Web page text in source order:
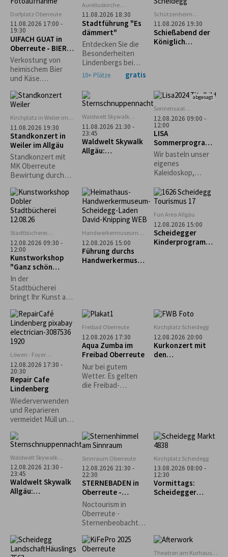
Dorfplatz Oberreute
11.08.2026 17:00 -
19:30
UIFACH GUAT in
Oberreute - BIER &
KÄSE
Verkostung von
heimischem Bier
und Käse.
erforderlich.
Aureliuskirche
Lindenberg
11.08.2026 18:30
Stadtführung "Es
dämmert"
Entdecken Sie die
Besonderheiten
Lindenbergs bei
einem abendlichen
Spaziergang durch
die
Stadtgeschichte
unter kundiger
Führung.
10+ Plätze gratis
Schützenheim
Scheidegg
(ehem. Lokschuppen)
11.08.2026 19:30
Schießabend der
Königlich
Kirchplatz in Weiler im
Allgäu
11.08.2026 19:30
Standkonzert in
Weiler im Allgäu
Standkonzert mit
MK Oberreute
Bewirtung durch
Weiler im Allgäu
Waldwelt Skywalk
Allgäu, Scheidegg
11.08.2026 21:30 -
23:45
Waldwelt Skywalk
Allgäu:
abgesagt
Sonnensaal
Stiefenhofen
12.08.2026 09:00 -
12:00
LISA
Sommerprogramm
: Kreativ mit
Naturmaterialien
Wir basteln unser
eigenes
Kaleidoskop,
Naturbilder und
Karten und je nach
Wetterlage ein
großes
Gemeinschaftsbild.
Stadtbücherei
Lindenberg
12.08.2026 09:30 -
12:00
Kunstworkshop
"Ganz schön
punktig-Yayoi
Kusama"
In der
Stadtbücherei
bringt Ihr Kunst auf
dem Motto „Ganz
schön punktig!“
bietet der
Workshop mit Gisela
Dobler die
Möglichkeit, in das
Leben und fröhlich-
bunte Werk der
japanischen
Künstlerin Yayoi
Kusama
einzutauchen. Mit
Materialien lassen
wir Punkte und
Handwerkermuseum
„Heimathaus"
Scheidegg
12.08.2026 15:00
Führung durchs
Handwerkermuseu
Fun Area Allgäu
12.08.2026 15:00
Scheidegger
Kinderprogramm:
Löwen - Foyer
Lindenberg
12.08.2026 17:30 -
20:30
Repair Cafe
Lindenberg
Wiederverwenden
und Reparieren
vermeidet Müll und
Rohstoffe und
Ressourcen,
welche ansonsten
für die Produktion
neuer Gegenstände
aufgewendet
werden müssten.
dieser Gedanke
weiterentwickelt
Freibad Oberreute
12.08.2026 17:30
Aqua Zumba im
Freibad Oberreute
Nur bei gutem
Wetter. Es gelten
die Freibad-
Kirchplatz Scheidegg
12.08.2026 20:00
Kurkonzert mit
den
Waldwelt Skywalk
Allgäu, Scheidegg
12.08.2026 21:30 -
23:45
Waldwelt Skywalk
Allgäu:
Sinnraum Oberreute
12.08.2026 21:30 -
22:30
STERNEBADEN in
Oberreute -
Perseiden-
Beobachtung
Noctourism in
Oberreute -
Sternenbeobachtu
Gemeinsam
schauen wir in den
Kirchplatz Scheidegg
13.08.2026 08:00 -
12:30
Vormittags:
Scheidegger
Theatron am Kurhaus